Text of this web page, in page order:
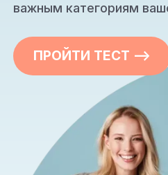
важным категориям
ПРОЙТИ ТЕСТ —>